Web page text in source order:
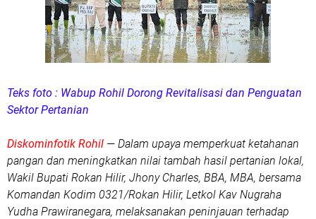
Teks foto : Wabup Rohil Dorong Revitalisasi dan Penguatan
Sektor Pertanian
Diskominfotik Rohil — Dalam upaya memperkuat ketahanan
pangan dan meningkatkan nilai tambah hasil pertanian lokal,
Wakil Bupati Rokan Hilir, Jhony Charles, BBA, MBA, bersama
Komandan Kodim 0321/Rokan Hilir, Letkol Kav Nugraha
Yudha Prawiranegara, melaksanakan peninjauan terhadap